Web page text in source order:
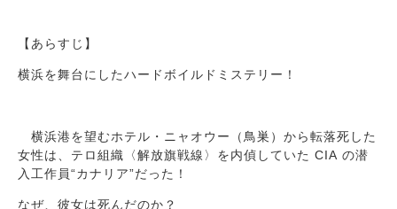
【あらすじ】
横浜を舞台にしたハードボイルドミステリー！
横浜港を望むホテル・ニャオウー（鳥巣）から転落死した
女性は、テロ組織〈解放旗戦線〉を内偵していた CIA の潜
入工作員“カナリア”だった！
なぜ、彼女は死んだのか？